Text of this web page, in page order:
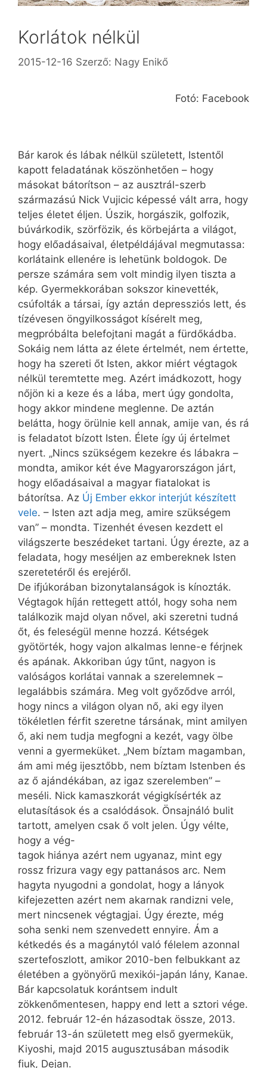
Korlátok nélkül
2015-12-16 Szerző: Nagy Enikő
Fotó: Facebook
Bár karok és lábak nélkül született, Istentől
kapott feladatának köszönhetően – hogy
másokat bátorítson – az ausztrál-szerb
származású Nick Vujicic képessé vált arra, hogy
teljes életet éljen. Úszik, horgászik, golfozik,
búvárkodik, szörfözik, és körbejárta a világot,
hogy előadásaival, életpéldájával megmutassa:
korlátaink ellenére is lehetünk boldogok. De
persze számára sem volt mindig ilyen tiszta a
kép. Gyermekkorában sokszor kinevették,
csúfolták a társai, így aztán depressziós lett, és
tízévesen öngyilkosságot kísérelt meg,
megpróbálta belefojtani magát a fürdőkádba.
Sokáig nem látta az élete értelmét, nem értette,
hogy ha szereti őt Isten, akkor miért végtagok
nélkül teremtette meg. Azért imádkozott, hogy
nőjön ki a keze és a lába, mert úgy gondolta,
hogy akkor mindene meglenne. De aztán
belátta, hogy örülnie kell annak, amije van, és rá
is feladatot bízott Isten. Élete így új értelmet
nyert. „Nincs szükségem kezekre és lábakra –
mondta, amikor két éve Magyarországon járt,
hogy előadásaival a magyar fiatalokat is
bátorítsa. Az Új Ember ekkor interjút készített
vele. – Isten azt adja meg, amire szükségem
van” – mondta. Tizenhét évesen kezdett el
világszerte beszédeket tartani. Úgy érezte, az a
feladata, hogy meséljen az embereknek Isten
szeretetéről és erejéről.
De ifjúkorában bizonytalanságok is kínozták.
Végtagok híján rettegett attól, hogy soha nem
találkozik majd olyan nővel, aki szeretni tudná
őt, és feleségül menne hozzá. Kétségek
gyötörték, hogy vajon alkalmas lenne-e férjnek
és apának. Akkoriban úgy tűnt, nagyon is
valóságos korlátai vannak a szerelemnek –
legalább­is számára. Meg volt győződve arról,
hogy nincs a világon olyan nő, aki egy ilyen
tökéletlen férfit szeretne társának, mint amilyen
ő, aki nem tudja megfogni a kezét, vagy ölbe
venni a gyermeküket. „Nem bíztam magamban,
ám ami még ijesztőbb, nem bíztam Istenben és
az ő ajándékában, az igaz szerelemben” –
meséli. Nick kamaszkorát végigkísérték az
elutasítások és a csalódások. Önsajnáló bulit
tartott, amelyen csak ő volt jelen. Úgy vélte,
hogy a vég-
tagok hiánya azért nem ugyanaz, mint egy
rossz frizura vagy egy pattanásos arc. Nem
hagyta nyugodni a gondolat, hogy a lányok
kifejezetten azért nem akarnak randizni vele,
mert nincsenek végtagjai. Úgy érezte, még
soha senki nem szenvedett ennyire. Ám a
kétkedés és a magánytól való félelem azonnal
szertefoszlott, amikor 2010-ben felbukkant az
életében a gyönyörű mexikói-japán lány, Kanae.
Bár kapcsolatuk korántsem indult
zökkenőmentesen, happy end lett a sztori vége.
2012. február 12-én házasodtak össze, 2013.
február 13-án született meg első gyermekük,
Kiyoshi, majd 2015 augusztusában második
fiuk, Dejan.